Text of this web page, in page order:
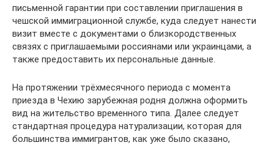
письменной гарантии при составлении приглашения в
чешской иммиграционной службе, куда следует нанести
визит вместе с документами о близкородственных
связях с приглашаемыми россиянами или украинцами, а
также предоставить их персональные данные.
На протяжении трёхмесячного периода с момента
приезда в Чехию зарубежная родня должна оформить
вид на жительство временного типа. Далее следует
стандартная процедура натурализации, которая для
большинства иммигрантов, как уже было сказано,